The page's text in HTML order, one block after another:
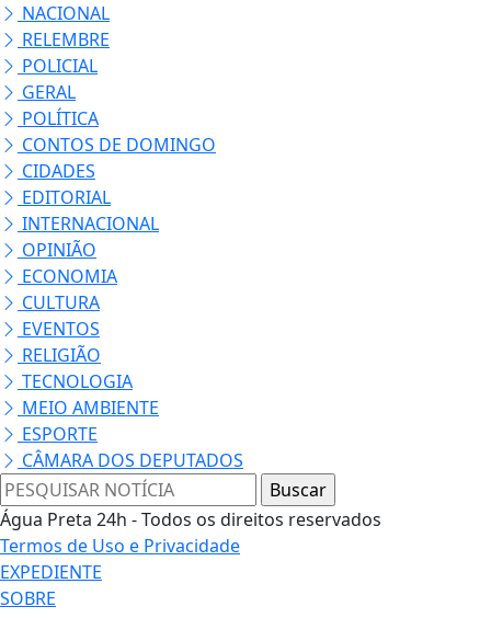
NACIONAL
RELEMBRE
POLICIAL
GERAL
POLÍTICA
CONTOS DE DOMINGO
CIDADES
EDITORIAL
INTERNACIONAL
OPINIÃO
ECONOMIA
CULTURA
EVENTOS
RELIGIÃO
TECNOLOGIA
MEIO AMBIENTE
ESPORTE
CÂMARA DOS DEPUTADOS
Água Preta 24h - Todos os direitos reservados
Termos de Uso e Privacidade
EXPEDIENTE
SOBRE